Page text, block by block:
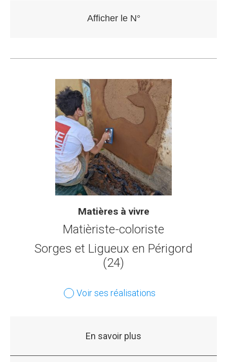
Matières à vivre
Matièriste-coloriste
Sorges et Ligueux en Périgord
(24)
Voir ses réalisations
En savoir plus